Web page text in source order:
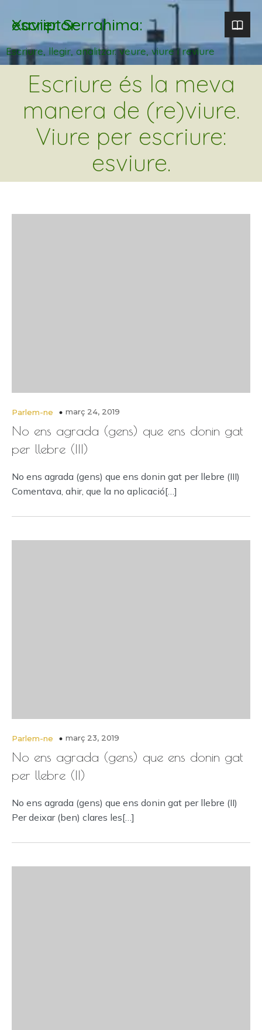
Xavier Serrahima: escriptor
Escriure, llegir, analitzar. veure, viure i reviure
Escriure és la meva
manera de (re)viure.
Viure per escriure:
esviure.
Parlem-ne març 24, 2019
No ens agrada (gens) que ens donin gat
per llebre (III)
No ens agrada (gens) que ens donin gat per llebre (III)
Comentava, ahir, que la no aplicació[…]
Parlem-ne març 23, 2019
No ens agrada (gens) que ens donin gat
per llebre (II)
No ens agrada (gens) que ens donin gat per llebre (II)
Per deixar (ben) clares les[…]